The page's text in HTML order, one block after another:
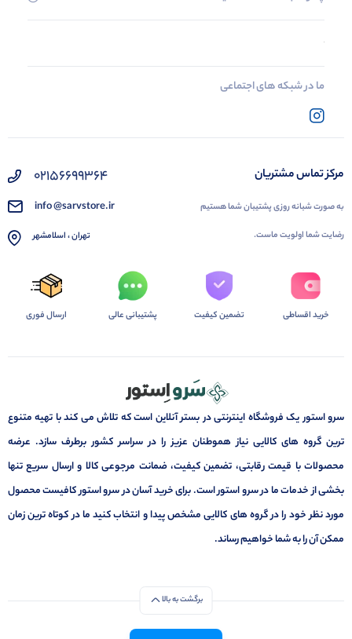
ما در شبکه های اجتماعی
مرکز تماس مشتریان
به صورت شبانه روزی پشتیبان شما هستیم
رضایت شما اولویت ماست.
02156699364
info @sarvstore.ir
تهران ، اسلامشهر
خرید اقساطی تضمین کیفیت پشتیبانی عالی ارسال فوری
سرو استور یک فروشگاه اینترنتی در بستر آنلاین است که تلاش می کند با تهیه متنوع
ترین گروه های کالایی نیاز هموطنان عزیز را در سراسر کشور برطرف سازد. عرضه
محصولات با قیمت رقابتی، تضمین کیفیت، ضمانت مرجوعی کالا و ارسال سریع تنها
بخشی از خدمات ما در سرو استور است. برای خرید آسان در سرو استور کافیست محصول
مورد نظر خود را در گروه های کالایی مشخص پیدا و انتخاب کنید ما در کوتاه ترین زمان
ممکن آن را به شما خواهیم رساند.
برگشت به بالا